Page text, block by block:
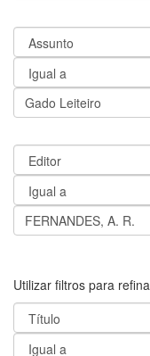
Utilizar filtros para